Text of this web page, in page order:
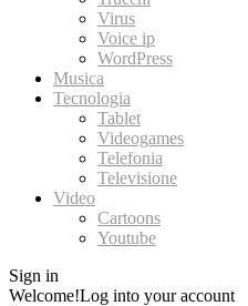
Virus
Voice ip
WordPress
Musica
Tecnologia
Tablet
Videogames
Telefonia
Televisione
Video
Cartoons
Youtube
Sign in
Welcome!Log into your account